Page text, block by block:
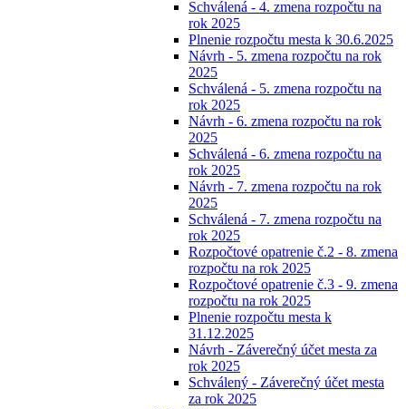
Schválená - 4. zmena rozpočtu na
rok 2025
Plnenie rozpočtu mesta k 30.6.2025
Návrh - 5. zmena rozpočtu na rok
2025
Schválená - 5. zmena rozpočtu na
rok 2025
Návrh - 6. zmena rozpočtu na rok
2025
Schválená - 6. zmena rozpočtu na
rok 2025
Návrh - 7. zmena rozpočtu na rok
2025
Schválená - 7. zmena rozpočtu na
rok 2025
Rozpočtové opatrenie č.2 - 8. zmena
rozpočtu na rok 2025
Rozpočtové opatrenie č.3 - 9. zmena
rozpočtu na rok 2025
Plnenie rozpočtu mesta k
31.12.2025
Návrh - Záverečný účet mesta za
rok 2025
Schválený - Záverečný účet mesta
za rok 2025